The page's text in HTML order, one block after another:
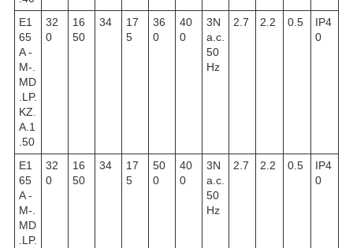
E1
65
A -
M-.
MD
.LP.
KZ.
A.1
.50
32
0
16
50
34
17
5
36
0
40
0
3N
a.c.
50
Hz
2.7 2.2 0.5
IP4
0
E1
65
A -
M-.
MD
.LP.
32
0
16
50
34
17
5
50
0
40
0
3N
a.c.
50
Hz
2.7 2.2 0.5
IP4
0